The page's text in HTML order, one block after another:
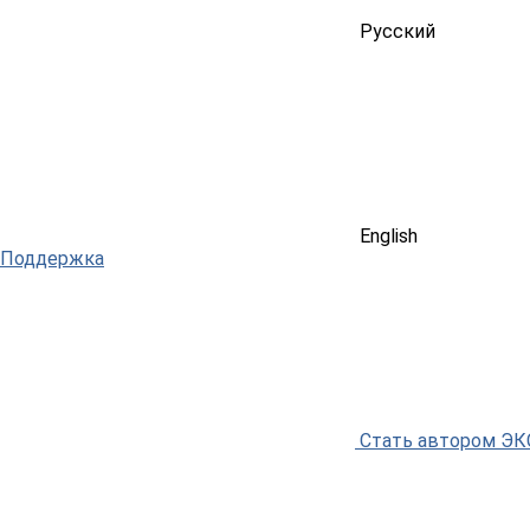
Русский
English
Поддержка
Стать автором